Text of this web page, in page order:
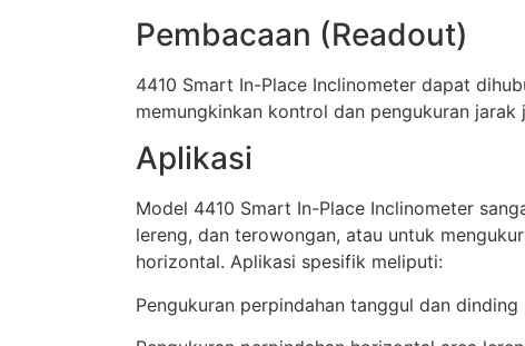
Pembacaan (Readout)
4410 Smart In-Place Inclinometer dapat
memungkinkan kontrol dan pengukuran jarak
Aplikasi
Model 4410 Smart In-Place Inclinometer
lereng, dan terowongan, atau untuk
horizontal. Aplikasi spesifik meliputi:
Pengukuran perpindahan tanggul dan dinding